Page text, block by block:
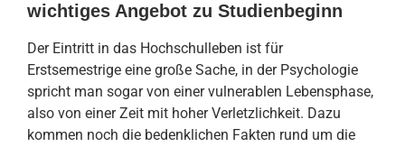
wichtiges Angebot zu Studienbeginn
Der Eintritt in das Hochschulleben ist für
Erstsemestrige eine große Sache, in der Psychologie
spricht man sogar von einer vulnerablen Lebensphase,
also von einer Zeit mit hoher Verletzlichkeit. Dazu
kommen noch die bedenklichen Fakten rund um die